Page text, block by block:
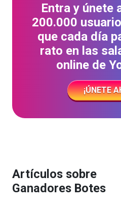
Entra y únete
200.000
que cada día
rato en las
online de
¡ÚNETE
Artículos sobre
Ganadores Botes